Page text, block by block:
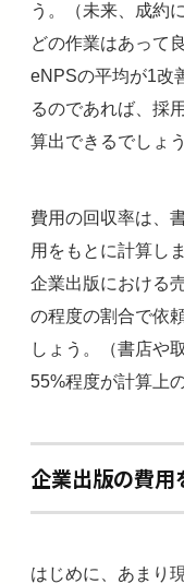
う。（未来、成約
どの作業はあって
eNPSの平均が1改
るのであれば、採
算出できるでしょう
費用の回収率は、
用をもとに計算しま
企業出版における
の程度の割合で依
しょう。（書店や
55%程度が計算上
企業出版の費用
はじめに、あまり